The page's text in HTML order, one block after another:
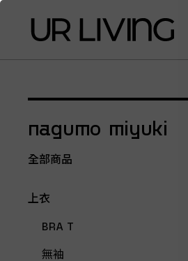
nagumo miyuki
全部商品
上衣
BRA T
無袖